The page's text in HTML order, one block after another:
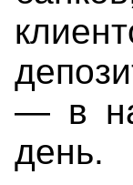
— в
день.